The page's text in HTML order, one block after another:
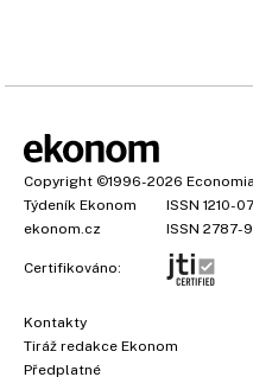
Copyright ©1996-2026
Týdeník Ekonom
ISSN 1210-
ekonom.cz
ISSN 2787-
Certifikováno:
Kontakty
Tiráž redakce Ekonom
Předplatné